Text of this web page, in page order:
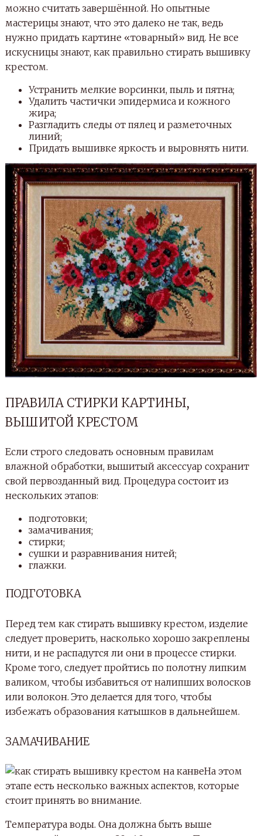
можно считать завершённой. Но опытные
мастерицы знают, что это далеко не так, ведь
нужно придать картине «товарный» вид. Не все
искусницы знают, как правильно стирать вышивку
крестом.
Устранить мелкие ворсинки, пыль и пятна;
Удалить частички эпидермиса и кожного
жира;
Разгладить следы от пялец и разметочных
линий;
Придать вышивке яркость и выровнять нити.
ПРАВИЛА СТИРКИ КАРТИНЫ,
ВЫШИТОЙ КРЕСТОМ
Если строго следовать основным правилам
влажной обработки, вышитый аксессуар сохранит
свой первозданный вид. Процедура состоит из
нескольких этапов:
подготовки;
замачивания;
стирки;
сушки и разравнивания нитей;
глажки.
ПОДГОТОВКА
Перед тем как стирать вышивку крестом, изделие
следует проверить, насколько хорошо закреплены
нити, и не распадутся ли они в процессе стирки.
Кроме того, следует пройтись по полотну липким
валиком, чтобы избавиться от налипших волосков
или волокон. Это делается для того, чтобы
избежать образования катышков в дальнейшем.
ЗАМАЧИВАНИЕ
На этом
этапе есть несколько важных аспектов, которые
стоит принять во внимание.
Температура воды. Она должна быть выше